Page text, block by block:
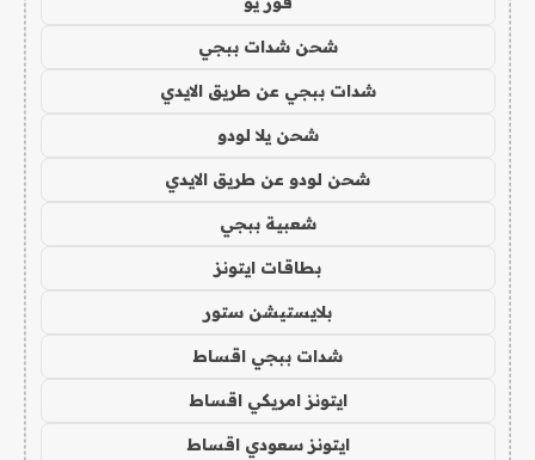
شحن شدات ببجي
شدات ببجي عن طريق الايدي
شحن يلا لودو
شحن لودو عن طريق الايدي
شعبية ببجي
بطاقات ايتونز
بلايستيشن ستور
شدات ببجي اقساط
ايتونز امريكي اقساط
ايتونز سعودي اقساط